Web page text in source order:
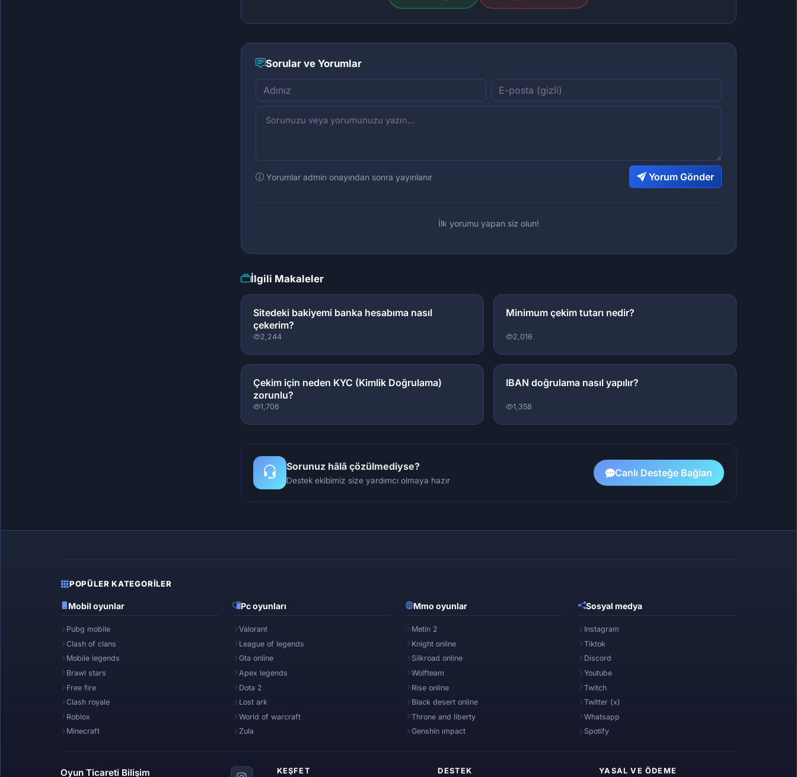
Sorular ve Yorumlar
Yorumlar admin onayından sonra yayınlanır Yorum Gönder
İlk yorumu yapan siz olun!
İlgili Makaleler
Sitedeki bakiyemi banka hesabıma nasıl
çekerim?
2,244
Minimum çekim tutarı nedir?
2,016
Çekim için neden KYC (Kimlik Doğrulama)
zorunlu?
1,706
IBAN doğrulama nasıl yapılır?
1,358
Sorunuz hâlâ çözülmediyse?
Destek ekibimiz size yardımcı olmaya hazır
Canlı Desteğe Bağlan
POPÜLER KATEGORILER
Mobil oyunlar
Pubg mobile
Clash of clans
Mobile legends
Brawl stars
Free fire
Clash royale
Roblox
Minecraft
Pc oyunları
Valorant
League of legends
Gta online
Apex legends
Dota 2
Lost ark
World of warcraft
Zula
Mmo oyunlar
Metin 2
Knight online
Silkroad online
Wolfteam
Rise online
Black desert online
Throne and liberty
Genshin ımpact
Sosyal medya
Instagram
Tiktok
Discord
Youtube
Twitch
Twitter (x)
Whatsapp
Spotify
Oyun Ticareti Bilişim KEŞFET DESTEK YASAL VE ÖDEME